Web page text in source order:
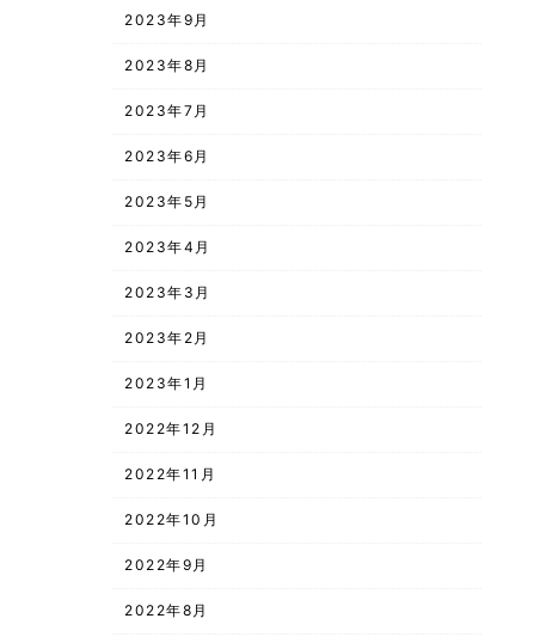
2023年9月
2023年8月
2023年7月
2023年6月
2023年5月
2023年4月
2023年3月
2023年2月
2023年1月
2022年12月
2022年11月
2022年10月
2022年9月
2022年8月